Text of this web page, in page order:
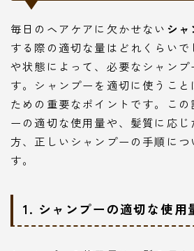
毎日のヘアケアに欠かせない シャ
する際の適切な量はどれくらい
や状態によって、必要なシャンプ
す。シャンプーを適切に使うこ
ための重要なポイントです。こ
ーの適切な使用量や、髪質に応
方、正しいシャンプーの手順につ
す。
1. シャンプーの適切な使用